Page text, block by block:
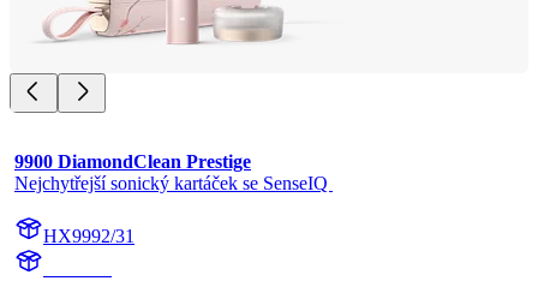
9900 DiamondClean Prestige
Nejchytřejší sonický kartáček se SenseIQ
HX9992/31